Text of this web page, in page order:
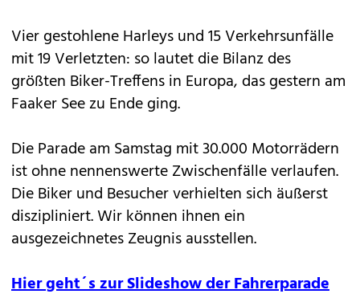
Vier gestohlene Harleys und 15 Verkehrsunfälle
mit 19 Verletzten: so lautet die Bilanz des
größten Biker-Treffens in Europa, das gestern am
Faaker See zu Ende ging.
Die Parade am Samstag mit 30.000 Motorrädern
ist ohne nennenswerte Zwischenfälle verlaufen.
Die Biker und Besucher verhielten sich äußerst
diszipliniert. Wir können ihnen ein
ausgezeichnetes Zeugnis ausstellen.
Hier geht´s zur Slideshow der Fahrerparade